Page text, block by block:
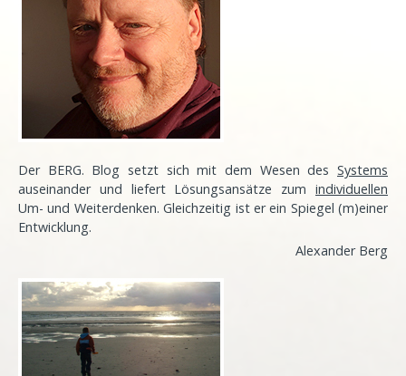
Der BERG. Blog setzt sich mit dem Wesen des Systems
auseinander und liefert Lösungsansätze zum individuellen
Um- und Weiterdenken. Gleichzeitig ist er ein Spiegel (m)einer
Entwicklung.
Alexander Berg